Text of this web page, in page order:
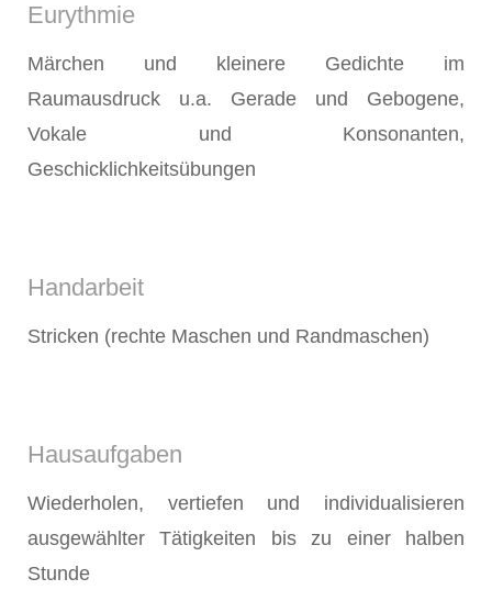
Eurythmie
Märchen und kleinere Gedichte im
Raumausdruck u.a. Gerade und Gebogene,
Vokale und Konsonanten,
Geschicklichkeitsübungen
Handarbeit
Stricken (rechte Maschen und Randmaschen)
Hausaufgaben
Wiederholen, vertiefen und individualisieren
ausgewählter Tätigkeiten bis zu einer halben
Stunde